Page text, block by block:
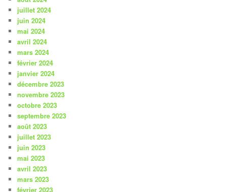
juillet 2024
juin 2024
mai 2024
avril 2024
mars 2024
février 2024
janvier 2024
décembre 2023
novembre 2023
octobre 2023
septembre 2023
août 2023
juillet 2023
juin 2023
mai 2023
avril 2023
mars 2023
février 2023